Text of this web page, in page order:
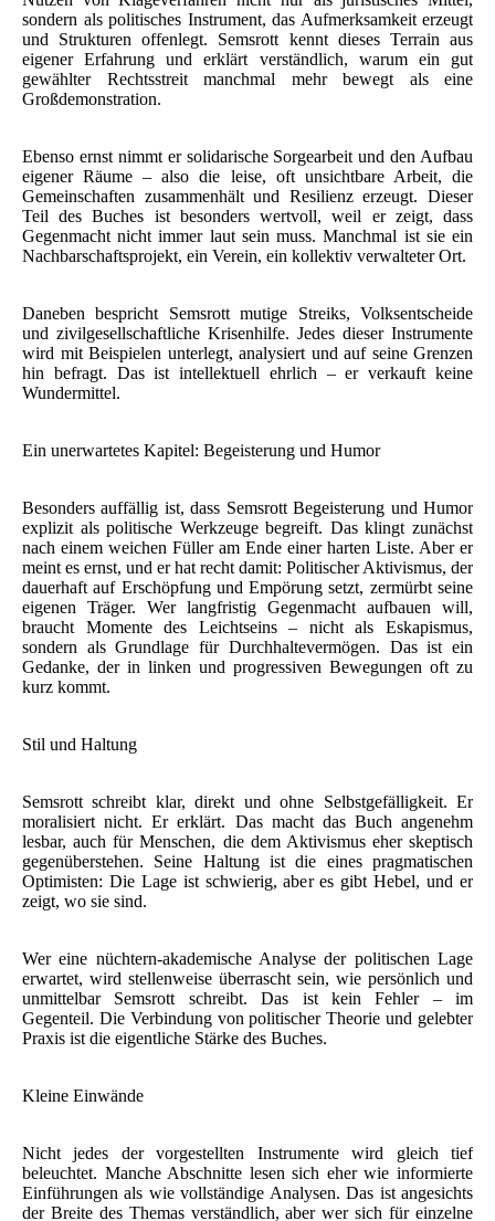
sondern als politisches Instrument, das Aufmerksamkeit erzeugt
und Strukturen offenlegt. Semsrott kennt dieses Terrain aus
eigener Erfahrung und erklärt verständlich, warum ein gut
gewählter Rechtsstreit manchmal mehr bewegt als eine
Großdemonstration.
Ebenso ernst nimmt er solidarische Sorgearbeit und den Aufbau
eigener Räume – also die leise, oft unsichtbare Arbeit, die
Gemeinschaften zusammenhält und Resilienz erzeugt. Dieser
Teil des Buches ist besonders wertvoll, weil er zeigt, dass
Gegenmacht nicht immer laut sein muss. Manchmal ist sie ein
Nachbarschaftsprojekt, ein Verein, ein kollektiv verwalteter Ort.
Daneben bespricht Semsrott mutige Streiks, Volksentscheide
und zivilgesellschaftliche Krisenhilfe. Jedes dieser Instrumente
wird mit Beispielen unterlegt, analysiert und auf seine Grenzen
hin befragt. Das ist intellektuell ehrlich – er verkauft keine
Wundermittel.
Ein unerwartetes Kapitel: Begeisterung und Humor
Besonders auffällig ist, dass Semsrott Begeisterung und Humor
explizit als politische Werkzeuge begreift. Das klingt zunächst
nach einem weichen Füller am Ende einer harten Liste. Aber er
meint es ernst, und er hat recht damit: Politischer Aktivismus, der
dauerhaft auf Erschöpfung und Empörung setzt, zermürbt seine
eigenen Träger. Wer langfristig Gegenmacht aufbauen will,
braucht Momente des Leichtseins – nicht als Eskapismus,
sondern als Grundlage für Durchhaltevermögen. Das ist ein
Gedanke, der in linken und progressiven Bewegungen oft zu
kurz kommt.
Stil und Haltung
Semsrott schreibt klar, direkt und ohne Selbstgefälligkeit. Er
moralisiert nicht. Er erklärt. Das macht das Buch angenehm
lesbar, auch für Menschen, die dem Aktivismus eher skeptisch
gegenüberstehen. Seine Haltung ist die eines pragmatischen
Optimisten: Die Lage ist schwierig, aber es gibt Hebel, und er
zeigt, wo sie sind.
Wer eine nüchtern-akademische Analyse der politischen Lage
erwartet, wird stellenweise überrascht sein, wie persönlich und
unmittelbar Semsrott schreibt. Das ist kein Fehler – im
Gegenteil. Die Verbindung von politischer Theorie und gelebter
Praxis ist die eigentliche Stärke des Buches.
Kleine Einwände
Nicht jedes der vorgestellten Instrumente wird gleich tief
beleuchtet. Manche Abschnitte lesen sich eher wie informierte
Einführungen als wie vollständige Analysen. Das ist angesichts
der Breite des Themas verständlich, aber wer sich für einzelne